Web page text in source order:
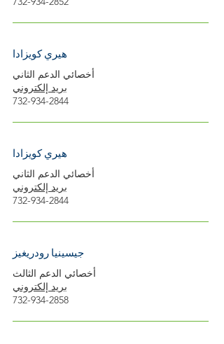
هيري كويزادا
أخصائي الدعم الثاني
بريد إلكتروني
732-934-2844
هيري كويزادا
أخصائي الدعم الثاني
بريد إلكتروني
732-934-2844
جيسينيا رودريغيز
أخصائي الدعم الثالث
بريد إلكتروني
732-934-2858